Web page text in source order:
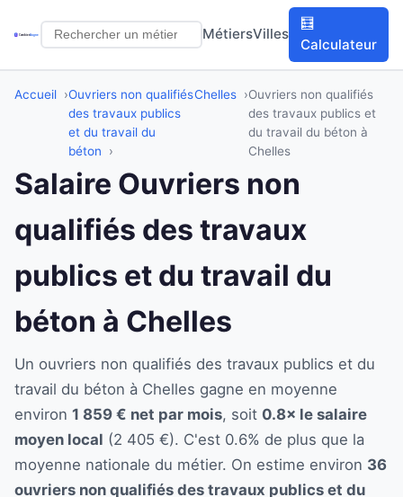
MétiersVilles
🧮
Calculateur
Accueil
Ouvriers non qualifiés
des travaux publics
et du travail du
béton
Chelles
Ouvriers non qualifiés
des travaux publics et
du travail du béton à
Chelles
Salaire Ouvriers non
qualifiés des travaux
publics et du travail du
béton à Chelles
Un ouvriers non qualifiés des travaux publics et du
travail du béton à Chelles gagne en moyenne
environ 1 859 € net par mois, soit 0.8× le salaire
moyen local (2 405 €). C'est 0.6% de plus que la
moyenne nationale du métier. On estime environ 36
ouvriers non qualifiés des travaux publics et du